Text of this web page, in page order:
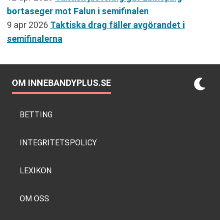
bortaseger mot Falun i semifinalen
9 apr 2026 Taktiska drag fäller avgörandet i
semifinalerna
OM INNEBANDYPLUS.SE
BETTING
INTEGRITETSPOLICY
LEXIKON
OM OSS